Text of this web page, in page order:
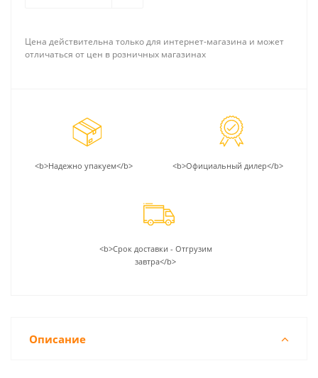
Цена действительна только для интернет-магазина и может
отличаться от цен в розничных магазинах
<b>Надежно упакуем</b> <b>Официальный дилер</b>
<b>Срок доставки - Отгрузим
завтра</b>
Описание